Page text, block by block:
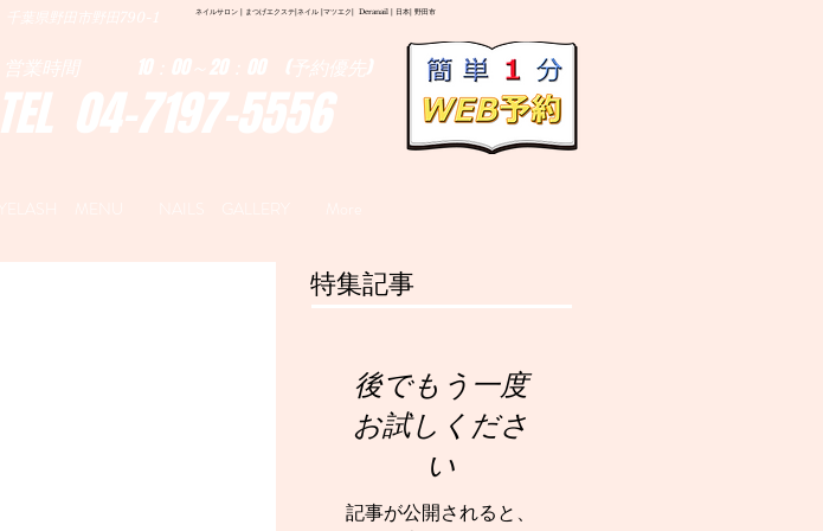
ネイルサロン | まつげエクステ|ネイル |マツエク| Deranail | 日本| 野田市
千葉県野田市野田790-1
TEL 04-7197-5556
営業時間 10：00～20：00 (予約優先)
特集記事
後でもう一度
お試しくださ
い
記事が公開されると、